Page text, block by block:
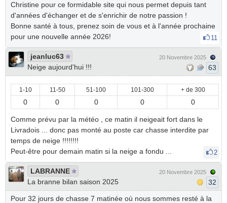
Christine pour ce formidable site qui nous permet depuis tant
d'années d'échanger et de s'enrichir de notre passion !
Bonne santé à tous, prenez soin de vous et à l'année prochaine
pour une nouvelle année 2026!
11
jeanluc63
Neige aujourd'hui !!!
20 Novembre 2025
63
1-10 11-50 51-100 101-300 + de 300
0 0 0 0 0
Comme prévu par la météo , ce matin il neigeait fort dans le
Livradois ... donc pas monté au poste car chasse interdite par
temps de neige !!!!!!!!
Peut-être pour demain matin si la neige a fondu ...
2
LABRANNE
La branne bilan saison 2025
20 Novembre 2025
32
Pour 32 jours de chasse 7 matinée où nous sommes resté à la